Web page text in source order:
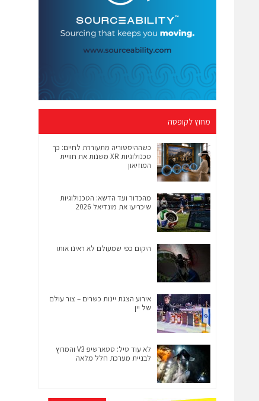
מחוץ לקופסה
כשההיסטוריה מתעוררת לחיים: כך
טכנולוגיות XR משנות את חוויית
המוזיאון
מהכדור ועד הדשא: הטכנולוגיות
שיכריעו את מונדיאל 2026
היקום כפי שמעולם לא ראינו אותו
אירוע הצגת יינות כשרים – צור עולם
של יין
לא עוד טיל: סטארשיפ V3 והמרוץ
לבניית מערכת חלל מלאה